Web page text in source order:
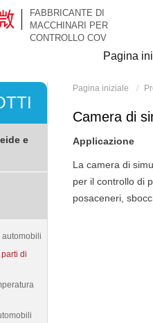
FABBRICANTE DI
MACCHINARI PER
CONTROLLO COV
Pagina
Pagina iniziale
Camera di
Applicazione
La camera di
per il controllo di
posaceneri,
e
automobili
di